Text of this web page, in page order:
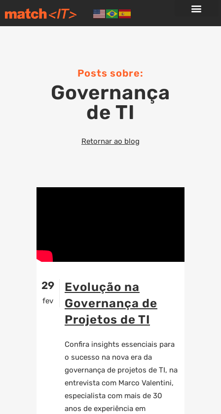
Posts sobre:
Governança
de TI
Retornar ao blog
29
fev
Evolução na
Governança de
Projetos de TI
Confira insights essenciais para
o sucesso na nova era da
governança de projetos de TI, na
entrevista com Marco Valentini,
especialista com mais de 30
anos de experiência em